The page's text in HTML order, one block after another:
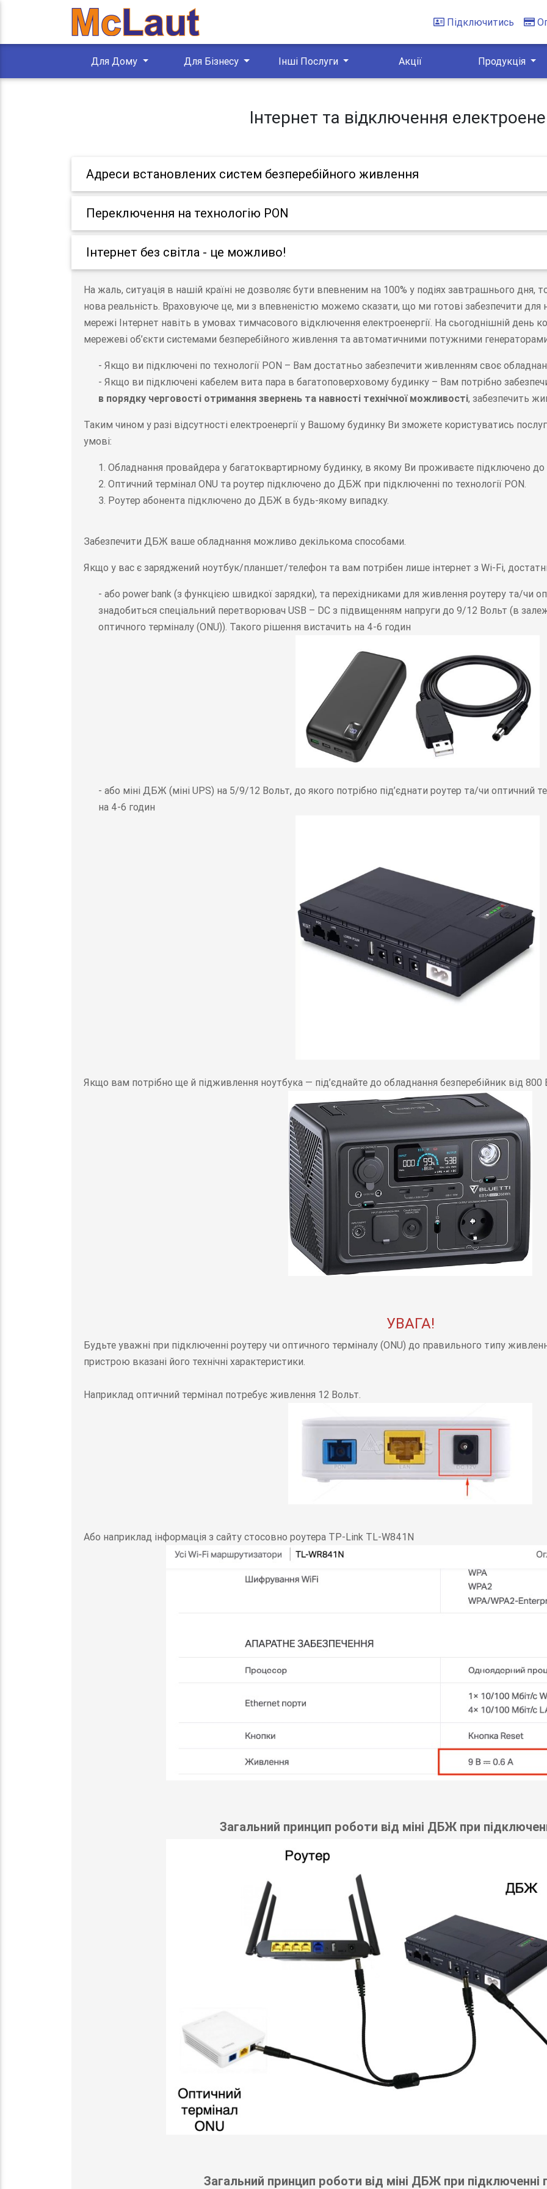
Підключитись
Для Дому Для Бізнесу Інші Послуги Акції Продукція
Інтернет та відключення
Адреси встановлених систем безперебійного живлення
Переключення на технологію PON
Інтернет без світла - це можливо!
На жаль, ситуація в нашій країні не дозволяє бути впевненим на 100% у подіях завтрашнього дня,
нова реальність. Враховуюче це, ми з впевненістю можемо сказати, що ми готові забезпечити для
мережі Інтернет навіть в умовах тимчасового відключення електроенергії. На сьогоднішній день
мережеві об’єкти системами безперебійного живлення та автоматичними потужними
- Якщо ви підключені по технології PON – Вам достатньо забезпечити живленням своє
- Якщо ви підключені кабелем вита пара в багатоповерховому будинку – Вам потрібно
в порядку черговості отримання звернень та навності технічної можливості, забезпечить
Таким чином у разі відсутності електроенергії у Вашому будинку Ви зможете користуватись
умові:
1. Обладнання провайдера у багатоквартирному будинку, в якому Ви проживаєте підключено
2. Оптичний термінал ONU та роутер підключено до ДБЖ при підключенні по технології PON.
3. Роутер абонента підключено до ДБЖ в будь-якому випадку.
Забезпечити ДБЖ ваше обладнання можливо декількома способами.
Якщо у вас є заряджений ноутбук/планшет/телефон та вам потрібен лише інтернет з Wi-Fi,
- або power bank (з функцією швидкої зарядки), та перехідниками для живлення роутеру та/чи
знадобиться спеціальний перетворювач USB – DC з підвищенням напруги до 9/12 Вольт (в
оптичного терміналу (ONU)). Такого рішення вистачить на 4-6 годин
- або міні ДБЖ (міні UPS) на 5/9/12 Вольт, до якого потрібно під’єднати роутер та/чи оптичний
на 4-6 годин
Якщо вам потрібно ще й підживлення ноутбука — під’єднайте до обладнання безперебійник від 800
УВАГА!
Будьте уважні при підключенні роутеру чи оптичного терміналу (ONU) до правильного типу
пристрою вказані його технічні характеристики.
Наприклад оптичний термінал потребує живлення 12 Вольт.
Або наприклад інформація з сайту стосовно роутера TP-Link TL-W841N
Загальний принцип роботи від міні ДБЖ при
Загальний принцип роботи від міні ДБЖ при підключенні